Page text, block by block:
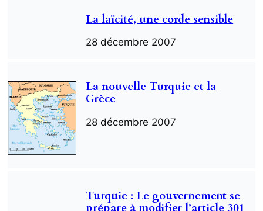
La laïcité, une corde sensible
28 décembre 2007
La nouvelle Turquie et la
Grèce
28 décembre 2007
Turquie : Le gouvernement se